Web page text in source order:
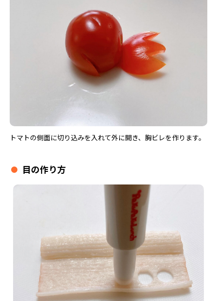
トマトの側面に切り込みを入れて外に開き、胸ビレを作ります。
目の作り方